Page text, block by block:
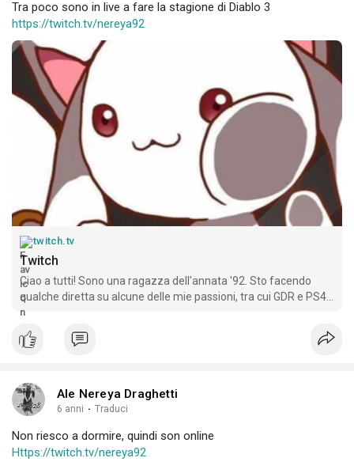
Tra poco sono in live a fare la stagione di Diablo 3
https://twitch.tv/nereya92
twitch.tv
Twitch
Ciao a tutti! Sono una ragazza dell'annata '92. Sto facendo
qualche diretta su alcune delle mie passioni, tra cui GDR e PS4,
abbinandoli a qualche chiacchierata più o meno impegnata.
Tratto di vari ambiti e più avanti mi piacerebbe
Ale Nereya Draghetti
6 anni · Traduci
Non riesco a dormire, quindi son online
Https://twitch.tv/nereya92